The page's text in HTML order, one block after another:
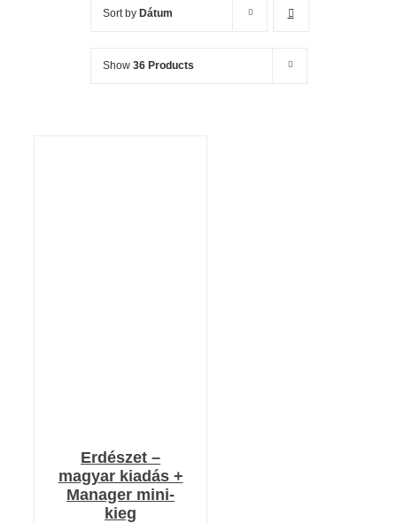
Sort by Dátum
Show 36 Products
Erdészet –
magyar kiadás +
Manager mini-
kieg